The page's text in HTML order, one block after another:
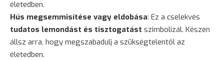
életedben.
Hús megsemmisítése vagy eldobása: Ez a cselekvés
tudatos lemondást és tisztogatást szimbolizál. Készen
állsz arra, hogy megszabadulj a szükségtelentől az
életedben.